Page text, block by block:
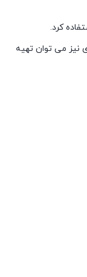
نیز می توان تهیه